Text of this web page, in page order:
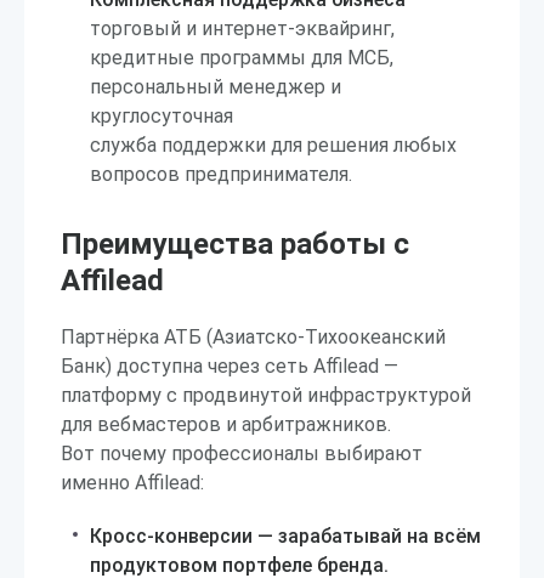
торговый и интернет-эквайринг,
кредитные программы для МСБ,
персональный менеджер и
круглосуточная
служба поддержки для решения любых
вопросов предпринимателя.
Преимущества работы с
Affilead
Партнёрка АТБ (Азиатско-Тихоокеанский
Банк) доступна через сеть Affilead —
платформу с продвинутой инфраструктурой
для вебмастеров и арбитражников.
Вот почему профессионалы выбирают
именно Affilead:
Кросс-конверсии — зарабатывай на всём
продуктовом портфеле бренда.